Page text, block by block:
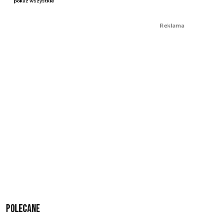
Reklama
Polecane